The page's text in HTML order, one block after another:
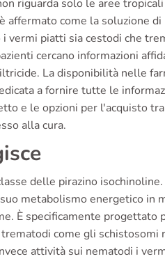
riguarda solo le aree tropicali
affermato come la soluzione
vermi piatti sia cestodi che
cercano informazioni
La disponibilità nelle
a fornire tutte le
e le opzioni per l'acquisto
alla cura.
delle pirazino
metabolismo energetico in
È specificamente progettato
come gli schistosomi
attività sui nematodi i